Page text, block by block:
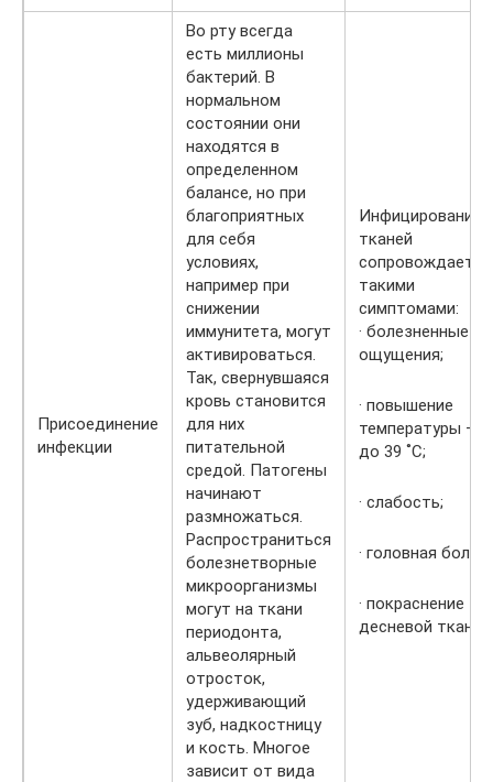
Присоединение
инфекции
Во рту всегда
есть миллионы
бактерий. В
нормальном
состоянии они
находятся в
определенном
балансе, но при
благоприятных
для себя
условиях,
например при
снижении
иммунитета, могут
активироваться.
Так, свернувшаяся
кровь становится
для них
питательной
средой. Патогены
начинают
размножаться.
Распространиться
болезнетворные
микроорганизмы
могут на ткани
периодонта,
альвеолярный
отросток,
удерживающий
зуб, надкостницу
и кость. Многое
зависит от вида
Инфицирование
тканей
сопровождается
такими
симптомами:
· болезненные
ощущения;
· повышение
температуры –
до 39 ˚С;
· слабость;
· головная боль;
· покраснение
десневой ткани.